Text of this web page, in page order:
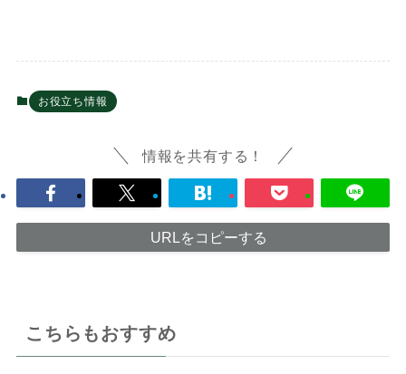
お役立ち情報
情報を共有する！
URLをコピーする
こちらもおすすめ